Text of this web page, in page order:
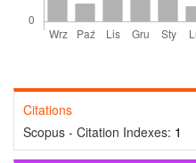
Citations
Scopus - Citation Indexes: 1